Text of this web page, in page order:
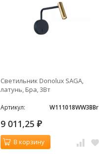
Светильник Donolux SAGA,
латунь, Бра, 3Вт
Артикул: W111018WW3BBr
9 011,25 ₽
В корзину